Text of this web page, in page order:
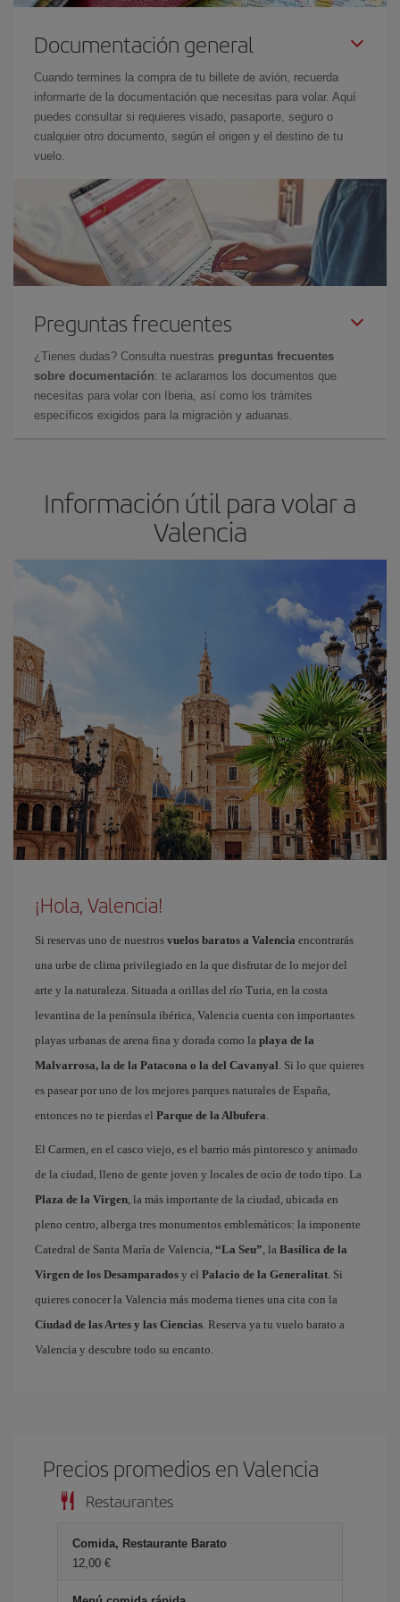
Documentación general
Cuando termines la compra de tu billete de avión, recuerda
informarte de la documentación que necesitas para volar. Aquí
puedes consultar si requieres visado, pasaporte, seguro o
cualquier otro documento, según el origen y el destino de tu
vuelo.
Preguntas frecuentes
¿Tienes dudas? Consulta nuestras preguntas frecuentes
sobre documentación: te aclaramos los documentos que
necesitas para volar con Iberia, así como los trámites
específicos exigidos para la migración y aduanas.
Información útil para volar a
Valencia
¡Hola, Valencia!
Si reservas uno de nuestros vuelos baratos a Valencia encontrarás
una urbe de clima privilegiado en la que disfrutar de lo mejor del
arte y la naturaleza. Situada a orillas del río Turia, en la costa
levantina de la península ibérica, Valencia cuenta con importantes
playas urbanas de arena fina y dorada como la playa de la
Malvarrosa, la de la Patacona o la del Cavanyal. Si lo que quieres
es pasear por uno de los mejores parques naturales de España,
entonces no te pierdas el Parque de la Albufera.
El Carmen, en el casco viejo, es el barrio más pintoresco y animado
de la ciudad, lleno de gente joven y locales de ocio de todo tipo. La
Plaza de la Virgen, la más importante de la ciudad, ubicada en
pleno centro, alberga tres monumentos emblemáticos: la imponente
Catedral de Santa María de Valencia, “La Seu”, la Basílica de la
Virgen de los Desamparados y el Palacio de la Generalitat. Si
quieres conocer la Valencia más moderna tienes una cita con la
Ciudad de las Artes y las Ciencias. Reserva ya tu vuelo barato a
Valencia y descubre todo su encanto.
Precios promedios en Valencia
Restaurantes
Comida, Restaurante Barato
12,00